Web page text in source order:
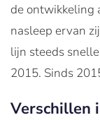
de ontwikkeling
nasleep ervan
lijn steeds
2015. Sinds
Verschillen